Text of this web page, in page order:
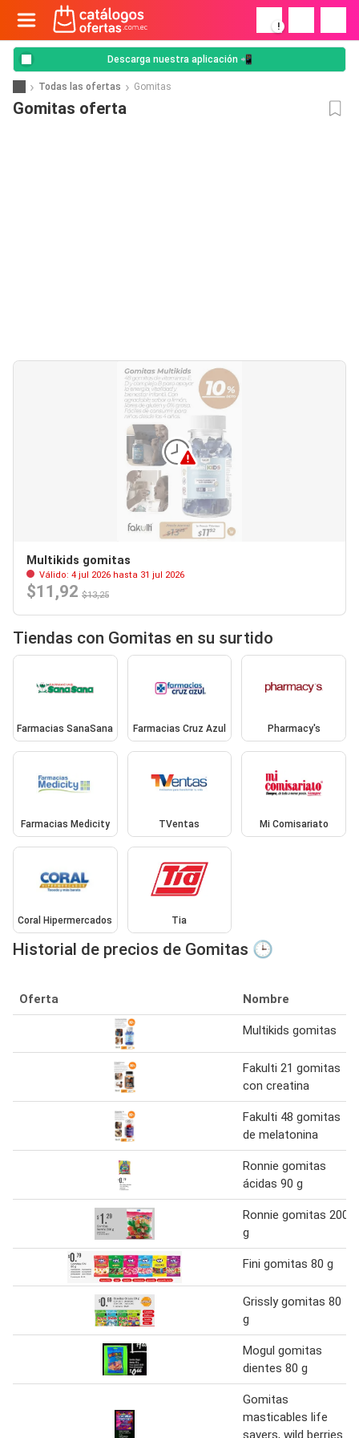
!
Descarga nuestra aplicación 📲
Todas las ofertas Gomitas
Gomitas oferta
Multikids gomitas
Válido: 4 jul 2026 hasta 31 jul 2026
$11,92 $13,25
Tiendas con Gomitas en su surtido
Farmacias SanaSana Farmacias Cruz Azul Pharmacy's
Farmacias Medicity TVentas Mi Comisariato
Coral Hipermercados Tia
Historial de precios de Gomitas 🕒
Oferta Nombre
Multikids gomitas
Fakulti 21 gomitas
con creatina
Fakulti 48 gomitas
de melatonina
Ronnie gomitas
ácidas 90 g
Ronnie gomitas 200
g
Fini gomitas 80 g
Grissly gomitas 80
g
Mogul gomitas
dientes 80 g
Gomitas
masticables life
savers, wild berries